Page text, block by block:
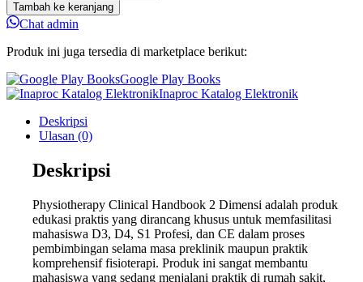
Tambah ke keranjang
Chat admin
Produk ini juga tersedia di marketplace berikut:
Google Play Books
Inaproc Katalog Elektronik
Deskripsi
Ulasan (0)
Deskripsi
Physiotherapy Clinical Handbook 2 Dimensi adalah produk
edukasi praktis yang dirancang khusus untuk memfasilitasi
mahasiswa D3, D4, S1 Profesi, dan CE dalam proses
pembimbingan selama masa preklinik maupun praktik
komprehensif fisioterapi. Produk ini sangat membantu
mahasiswa yang sedang menjalani praktik di rumah sakit,